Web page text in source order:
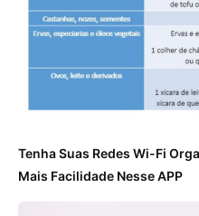
Tenha Suas Redes Wi-Fi
Mais Facilidade Nesse APP